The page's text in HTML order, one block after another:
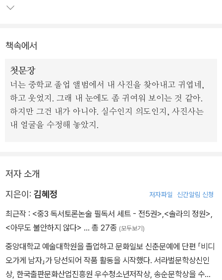
지나갔으며, 사회가 생산해 낸 ‘미’의 편견과 한계에서 자유롭지 못한
퍼도, 지지 않고 용기를 내 보려는’ 모습으로 변화하는 모습은 눈부시
다. 무작정 유쾌하고 발랄하게 지내기에는 하루하루 견뎌 내는 일상
의 무게가 그 누구라도 가볍지 않은 탓이다. 숱한 차별과 혐오, 상처를
맞닥뜨리면서도 끝내 이 모든 위험을 넘어서기로 한 소녀들이 함께
천천히 걸어가며, 서로의 곁을 지켜 주고 힘이 되어 주는 장면들은 읽
책속에서
첫문장
너는 중학교 졸업 앨범에서 내 사진을 찾아내고 귀엽네,
하고 웃었지. 그래 내 눈에도 좀 귀여워 보이는 것 같아.
하지만 그건 내가 아니야. 실수인지 의도인지, 사진사는
내 얼굴을 수정해 놓았지.
저자 소개
지은이: 김혜정 저자파일 신간알림 신청
최근작 : <중3 독서토론논술 필독서 세트 - 전5권>,<솔라의 정원>,
<아무도 불안하지 않다> … 총 27종 (모두보기)
중앙대학교 예술대학원을 졸업하고 문화일보 신춘문예에 단편 「비디
오가게 남자」가 당선되어 작품 활동을 시작했다. 서라벌문학상신인
상, 한국출판문화산업진흥원 우수청소년저작상, 송순문학상을 수상